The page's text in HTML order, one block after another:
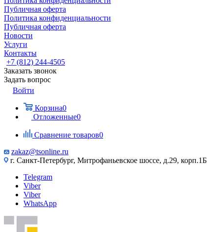
Публичная оферта
Политика конфиденциальности
Публичная оферта
Новости
Услуги
Контакты
+7 (812) 244-4505
Заказать звонок
Задать вопрос
Войти
Корзина0
Отложенные0
Сравнение товаров0
zakaz@tsonline.ru
г. Санкт-Петербург, Митрофаньевское шоссе, д.29, корп.1Б
Telegram
Viber
Viber
WhatsApp